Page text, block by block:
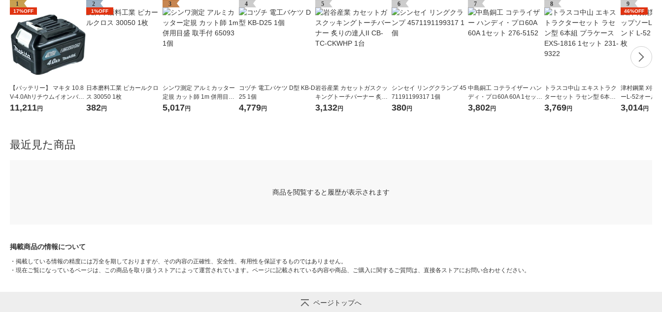
1
17%OFF
【バッテリー】 マキタ 10.8
V-4.0Ahリチウムイオンバッ
テリ A-59863 BL1040B 1個
11,211円
2
1%OFF
日本磨料工業 ピカールクロ
ス 30050 1枚
382円
3
シンワ測定 アルミカッター
定規 カット師 1m 併用目盛
取手付 65093 1個
5,017円
4
コヅチ 電工バケツ D型 KB-D
25 1個
4,779円
5
岩谷産業 カセットガスクッ
キングトーチバーナー 炙り
の達人II CB-TC-CKWHP 1台
3,132円
6
シンセイ リングクランプ 45
71191199317 1個
380円
7
中島銅工 コテライザー ハン
ディ・プロ60A 60A 1セット
276-5152
3,802円
8
トラスコ中山 エキストラク
ターセット ラセン型 6本組
プラケース EXS-1816 1セッ
3,769円
9
46%OFF
津村鋼業 刈払
ーL-52オール
255×2.0×52 1
3,014円
最近見た商品
商品を閲覧すると履歴が表示されます
掲載商品の情報について
・ 掲載している情報の精度には万全を期しておりますが、その内容の正確性、安全性、有用性を保証するものではありません。
・ 現在ご覧になっているページは、この商品を取り扱うストアによって運営されています。ページに記載されている内容や商品、ご購入に関するご質問は、直接各ストアにお問い合わせください。
ページトップへ